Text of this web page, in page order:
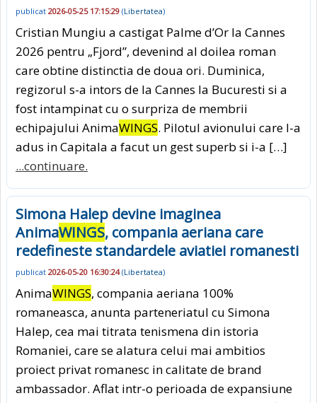
publicat 2026-05-25 17:15:29 (Libertatea)
Cristian Mungiu a castigat Palme d’Or la Cannes
2026 pentru „Fjord”, devenind al doilea roman
care obtine distinctia de doua ori. Duminica,
regizorul s-a intors de la Cannes la Bucuresti si a
fost intampinat cu o surpriza de membrii
echipajului AnimaWINGS. Pilotul avionului care l-a
adus in Capitala a facut un gest superb si i-a […]
...continuare.
Simona Halep devine imaginea
AnimaWINGS, compania aeriana care
redefineste standardele aviatiei romanesti
publicat 2026-05-20 16:30:24(Libertatea)
AnimaWINGS, compania aeriana 100%
romaneasca, anunta parteneriatul cu Simona
Halep, cea mai titrata tenismena din istoria
Romaniei, care se alatura celui mai ambitios
proiect privat romanesc in calitate de brand
ambassador. Aflat intr-o perioada de expansiune